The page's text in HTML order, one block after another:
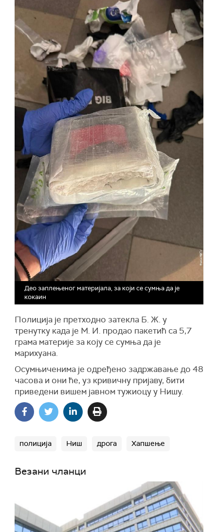
Део заплењеног материјала, за који се сумња да је
кокаин
Полиција је претходно затекла Б. Ж. у
тренутку када је М. И. продао пакетић са 5,7
грама материје за коју се сумња да је
марихуана.
Осумњиченима је одређено задржавање до 48
часова и они ће, уз кривичну пријаву, бити
приведени вишем јавном тужиоцу у Нишу.
полиција Ниш дрога Хапшење
Везани чланци